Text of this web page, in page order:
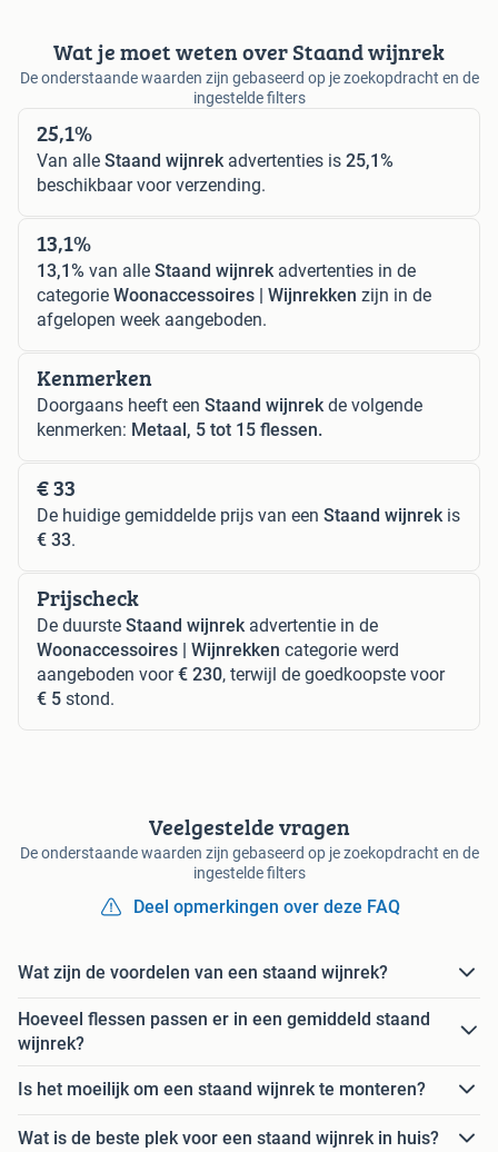
Wat je moet weten over Staand wijnrek
De onderstaande waarden zijn gebaseerd op je zoekopdracht en de
ingestelde filters
25,1%
Van alle Staand wijnrekadvertenties is 25,1%
beschikbaar voor verzending.
13,1%
13,1% van alle Staand wijnrekadvertenties in de
categorie Woonaccessoires | Wijnrekken zijn in de
afgelopen week aangeboden.
Kenmerken
Doorgaans heeft een Staand wijnrekde volgende
kenmerken: Metaal, 5 tot 15 flessen.
€ 33
De huidige gemiddelde prijs van een Staand wijnrekis
€ 33.
Prijscheck
De duurste Staand wijnrekadvertentie in de
Woonaccessoires | Wijnrekken categorie werd
aangeboden voor€ 230, terwijl de goedkoopste voor
€ 5 stond.
Veelgestelde vragen
De onderstaande waarden zijn gebaseerd op je zoekopdracht en de
ingestelde filters
Deel opmerkingen over deze FAQ
Wat zijn de voordelen van een staand wijnrek?
Hoeveel flessen passen er in een gemiddeld staand
wijnrek?
Is het moeilijk om een staand wijnrek te monteren?
Wat is de beste plek voor een staand wijnrek in huis?